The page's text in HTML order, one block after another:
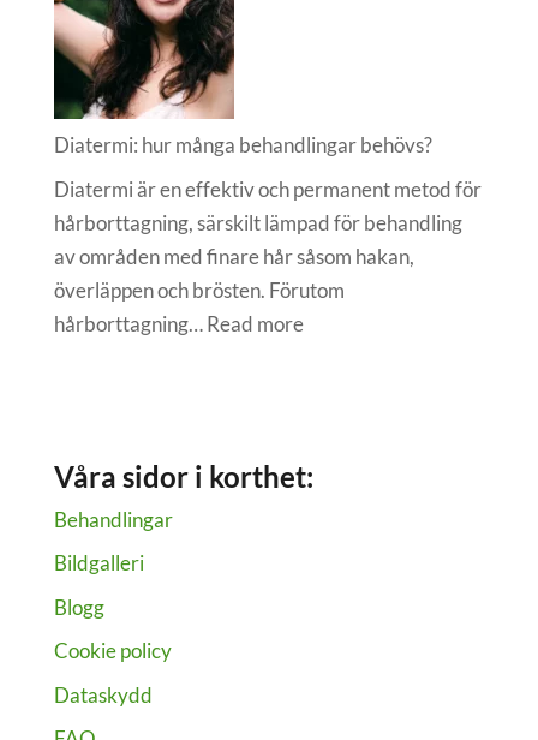
är
förkyld
Diatermi: hur många behandlingar behövs?
Diatermi är en effektiv och permanent metod för
hårborttagning, särskilt lämpad för behandling
av områden med finare hår såsom hakan,
överläppen och brösten. Förutom
hårborttagning…Read more:
behövs?
Våra sidor i korthet:
Behandlingar
Bildgalleri
Blogg
Cookie policy
Dataskydd